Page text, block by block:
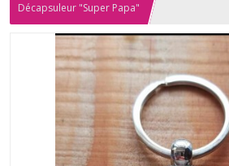
Décapsuleur "Super Papa"